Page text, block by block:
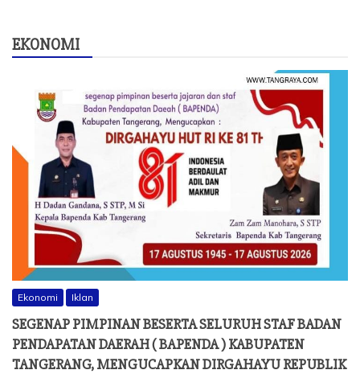
EKONOMI
Ekonomi Iklan
SEGENAP PIMPINAN BESERTA SELURUH STAF BADAN
PENDAPATAN DAERAH ( BAPENDA ) KABUPATEN
TANGERANG, MENGUCAPKAN DIRGAHAYU REPUBLIK